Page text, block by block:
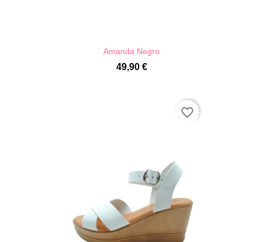
Amanda Negro
49,90 €
favorite_border